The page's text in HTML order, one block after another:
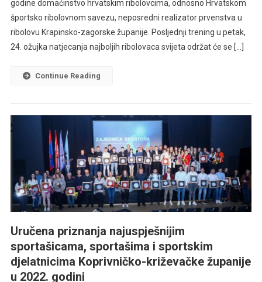
godine domaćinstvo hrvatskim ribolovcima, odnosno Hrvatskom
športsko ribolovnom savezu, neposredni realizator prvenstva u
ribolovu Krapinsko-zagorske županije. Posljednji trening u petak,
24. ožujka natjecanja najboljih ribolovaca svijeta održat će se […]
Continue Reading
Uručena priznanja najuspješnijim
sportašicama, sportašima i sportskim
djelatnicima Koprivničko-križevačke županije
u 2022. godini